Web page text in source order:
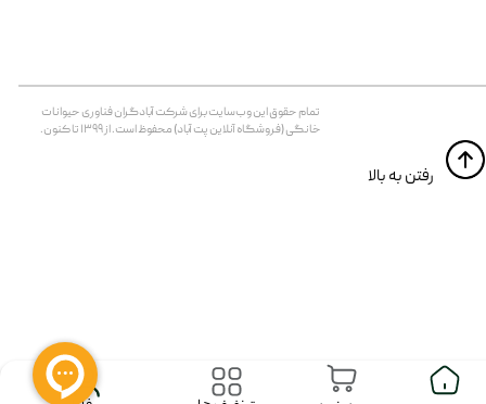
تمام حقوق اين وب‌سايت برای شرکت آبادگران فناوری حیوانات
خانگی (فروشگاه آنلاین پت آباد) محفوظ است. از ۱۳۹۹ تا کنون.
​​رفتن به بالا